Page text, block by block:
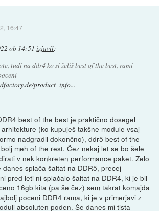
16:47
ob 14:51 izjavil:
tudi na ddr4 ko si želiš best of the best, rami
product_info...
best of the best je praktično dosegel
(ko kupuješ takšne module vsaj
nadgradil dokončno), ddr5 best of the
meh of the rest. Čez nekaj let se bo šele
v nek konkreten performance paket. Zelo
splača šaltat na DDR5, precej
pred leti ni splačalo šaltat na DDR4, ki je bil
16gb kita (pa še čez) sem takrat komajda
poceni DDR4 rama, ki je v primerjavi z
absoluten poden. Še danes mi tista